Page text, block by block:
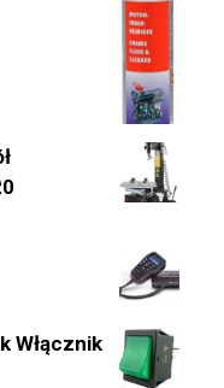
Włącznik